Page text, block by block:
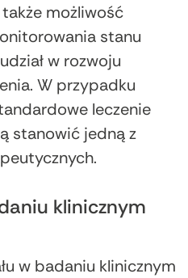
możliwość
stanu
w rozwoju
W przypadku
leczenie
stanowić jedną z
klinicznym
w badaniu klinicznym